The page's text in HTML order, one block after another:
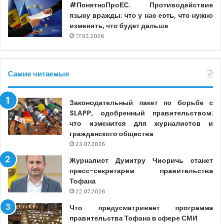
#ПонятноПроЕС. Противодействие
языку вражды: что у нас есть, что нужно
изменить, что будет дальше
17.03.2026
Самие читаемые
Законодательный пакет по борьбе с
SLAPP, одобренный правительством:
что изменится для журналистов и
гражданского общества
23.07.2026
Журналист Думитру Чиоричь станет
пресс-секретарем правительства
Тофана
22.07.2026
Что предусматривает программа
правительства Тофана в сфере СМИ